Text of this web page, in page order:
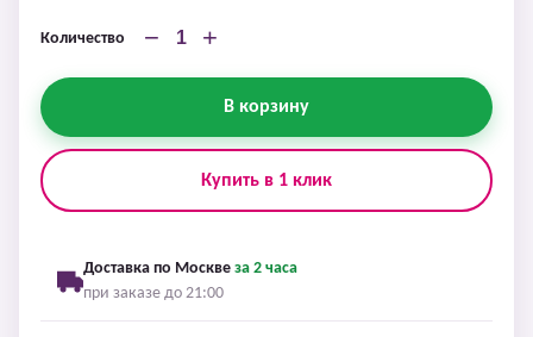
Количество − +
В корзину
Купить в 1 клик
Доставка по Москве за 2 часа
при заказе до 21:00